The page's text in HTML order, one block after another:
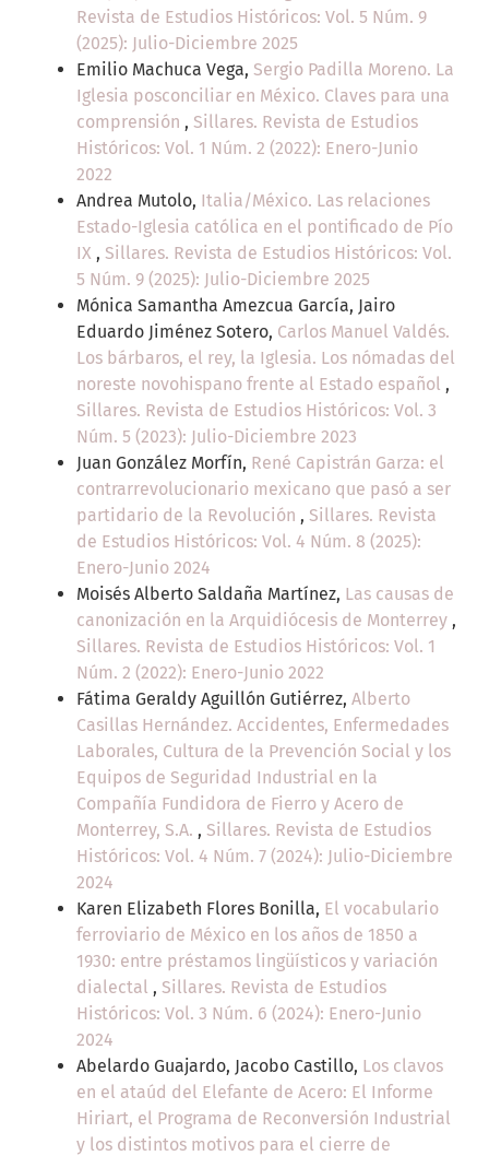
Revista de Estudios Históricos: Vol. 5 Núm. 9
(2025): Julio-Diciembre 2025
Emilio Machuca Vega, Sergio Padilla Moreno. La
Iglesia posconciliar en México. Claves para una
comprensión , Sillares. Revista de Estudios
Históricos: Vol. 1 Núm. 2 (2022): Enero-Junio
2022
Andrea Mutolo, Italia/México. Las relaciones
Estado-Iglesia católica en el pontificado de Pío
IX , Sillares. Revista de Estudios Históricos: Vol.
5 Núm. 9 (2025): Julio-Diciembre 2025
Mónica Samantha Amezcua García, Jairo
Eduardo Jiménez Sotero, Carlos Manuel Valdés.
Los bárbaros, el rey, la Iglesia. Los nómadas del
noreste novohispano frente al Estado español ,
Sillares. Revista de Estudios Históricos: Vol. 3
Núm. 5 (2023): Julio-Diciembre 2023
Juan González Morfín, René Capistrán Garza: el
contrarrevolucionario mexicano que pasó a ser
partidario de la Revolución , Sillares. Revista
de Estudios Históricos: Vol. 4 Núm. 8 (2025):
Enero-Junio 2024
Moisés Alberto Saldaña Martínez, Las causas de
canonización en la Arquidiócesis de Monterrey ,
Sillares. Revista de Estudios Históricos: Vol. 1
Núm. 2 (2022): Enero-Junio 2022
Fátima Geraldy Aguillón Gutiérrez, Alberto
Casillas Hernández. Accidentes, Enfermedades
Laborales, Cultura de la Prevención Social y los
Equipos de Seguridad Industrial en la
Compañía Fundidora de Fierro y Acero de
Monterrey, S.A. , Sillares. Revista de Estudios
Históricos: Vol. 4 Núm. 7 (2024): Julio-Diciembre
2024
Karen Elizabeth Flores Bonilla, El vocabulario
ferroviario de México en los años de 1850 a
1930: entre préstamos lingüísticos y variación
dialectal , Sillares. Revista de Estudios
Históricos: Vol. 3 Núm. 6 (2024): Enero-Junio
2024
Abelardo Guajardo, Jacobo Castillo, Los clavos
en el ataúd del Elefante de Acero: El Informe
Hiriart, el Programa de Reconversión Industrial
y los distintos motivos para el cierre de